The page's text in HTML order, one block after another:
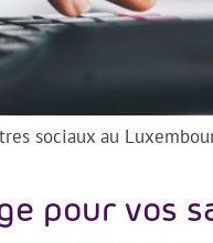
sociaux au
pour vos